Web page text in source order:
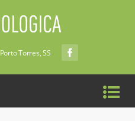
Porto Torres, SS